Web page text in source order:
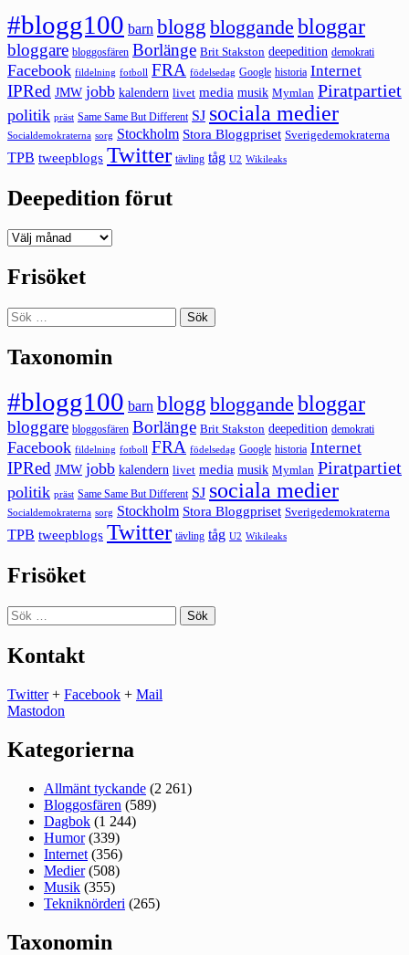
#blogg100 barn blogg bloggande bloggar
bloggare bloggosfären Borlänge Brit Stakston deepedition demokrati
Facebook fildelning fotboll FRA födelsedag Google historia Internet
IPRed JMW jobb kalendern livet media musik Mymlan Piratpartiet
politik präst Same Same But Different SJ sociala medier
Socialdemokraterna sorg Stockholm Stora Bloggpriset Sverigedemokraterna
TPB tweepblogs Twitter tävling tåg U2 Wikileaks
Deepedition förut
Deepedition
Frisöket
Sök
efter:
Taxonomin
#blogg100 barn blogg bloggande bloggar
bloggare bloggosfären Borlänge Brit Stakston deepedition demokrati
Facebook fildelning fotboll FRA födelsedag Google historia Internet
IPRed JMW jobb kalendern livet media musik Mymlan Piratpartiet
politik präst Same Same But Different SJ sociala medier
Socialdemokraterna sorg Stockholm Stora Bloggpriset Sverigedemokraterna
TPB tweepblogs Twitter tävling tåg U2 Wikileaks
Frisöket
Sök
efter:
Kontakt
Twitter+ Facebook + Mail
Mastodon
Kategorierna
Allmänt tyckande (2 261)
Bloggosfären (589)
Dagbok (1 244)
Humor(339)
Internet (356)
Medier(508)
Musik (355)
Tekniknörderi (265)
Taxonomin